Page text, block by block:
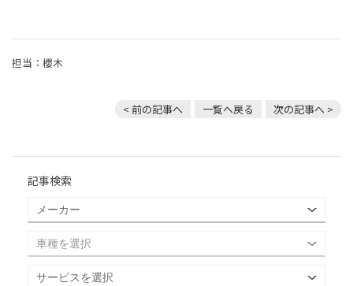
担当：櫻木
< 前の記事へ 一覧へ戻る 次の記事へ >
記事検索